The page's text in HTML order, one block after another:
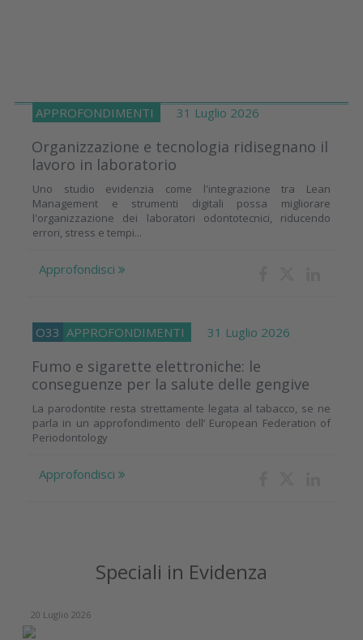
APPROFONDIMENTI 31 Luglio 2026
Organizzazione e tecnologia ridisegnano il
lavoro in laboratorio
Uno studio evidenzia come l'integrazione tra Lean
Management e strumenti digitali possa migliorare
l'organizzazione dei laboratori odontotecnici, riducendo
errori, stress e tempi...
Approfondisci
O33 APPROFONDIMENTI 31 Luglio 2026
Fumo e sigarette elettroniche: le
conseguenze per la salute delle gengive
La parodontite resta strettamente legata al tabacco, se ne
parla in un approfondimento dell’ European Federation of
Periodontology
Approfondisci
Speciali in Evidenza
20 Luglio 2026